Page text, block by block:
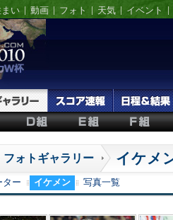
い 動画 フォト 天気 イベント
フォトギャラリー イケメ
ター イケメン 写真一覧